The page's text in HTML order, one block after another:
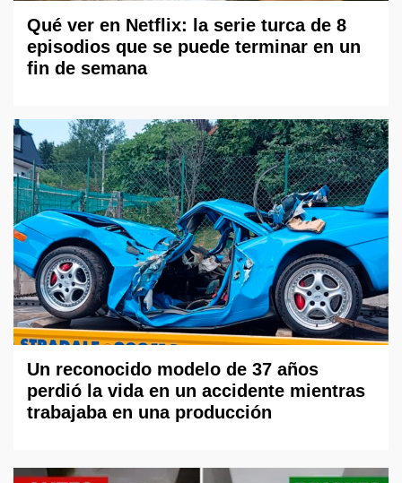
Qué ver en Netflix: la serie turca de 8
episodios que se puede terminar en un
fin de semana
Un reconocido modelo de 37 años
perdió la vida en un accidente mientras
trabajaba en una producción